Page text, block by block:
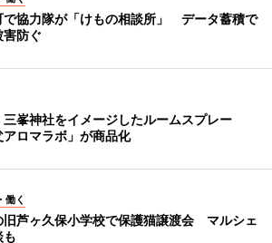
で協力隊が「けもの相談所」 データ蓄積で
害防ぐ
三峯神社をイメージしたルームスプレー
アロマラボ」が商品化
働く
旧芦ヶ久保小学校で保護猫譲渡会 マルシェ
も